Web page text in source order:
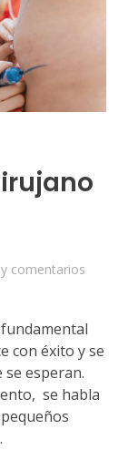
comentarios
con éxito y se
esperan.
se habla